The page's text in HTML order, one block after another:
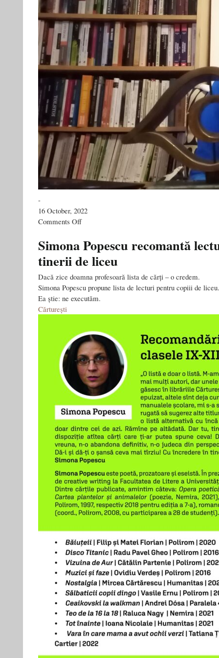
-
16 October, 2022
Comments Offon
Cosmin
Ciotloș,
Vasile
Cristian
Fulaș
și
Vasilescu,
Premiilor
AgențiadeCarte.ro
pentru
anul
editorial
2021
Simona Popescu recomantă
tinerii de liceu
Dacă zice doamna profesoară lista de cărți – o credem.
Simona Popescu propune lista de lecturi pentru copiii de liceu.
Ea știe: ne executăm.
Cărturești